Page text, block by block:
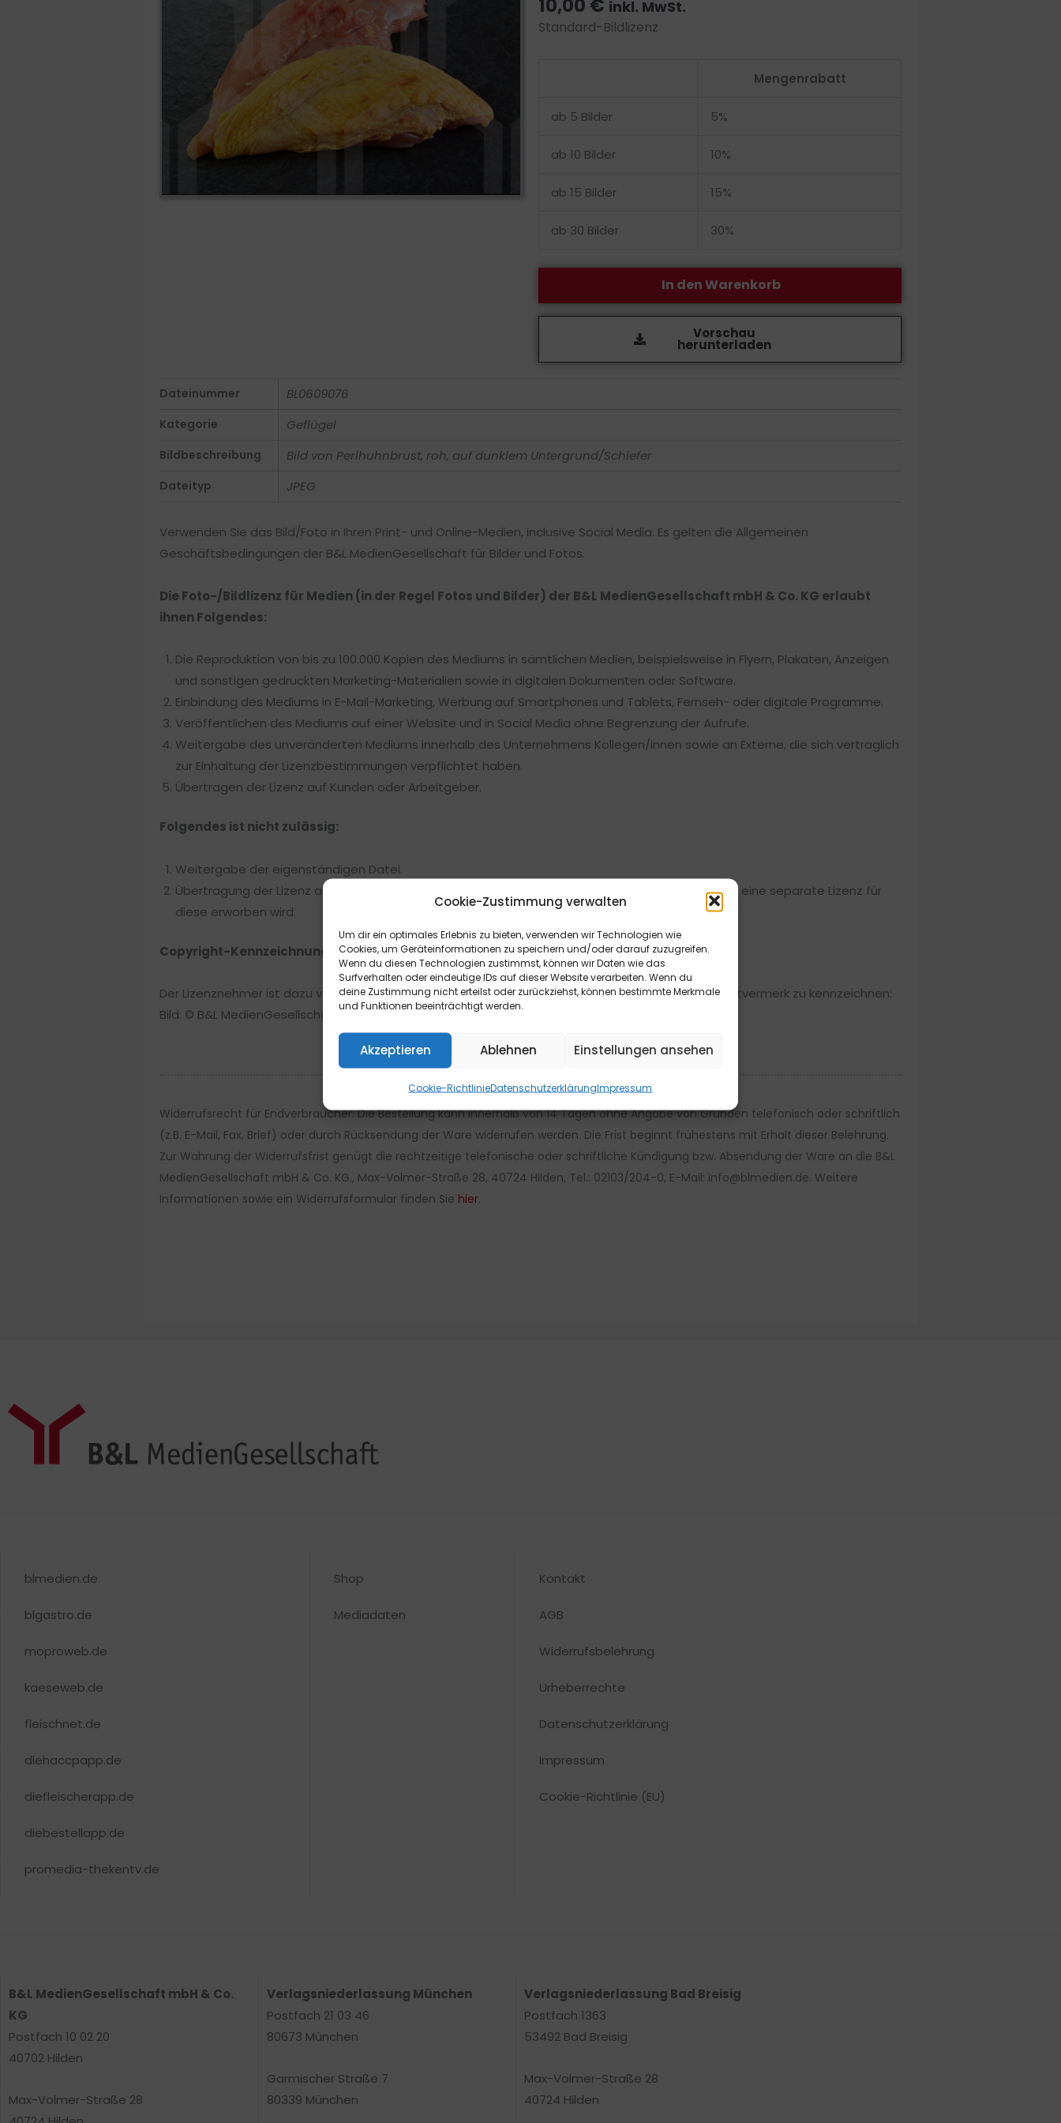
Cookie-Zustimmung verwalten
Um dir ein optimales Erlebnis zu bieten, verwenden wir Technologien wie
Cookies, um Geräteinformationen zu speichern und/oder darauf zuzugreifen.
Wenn du diesen Technologien zustimmst, können wir Daten wie das
Surfverhalten oder eindeutige IDs auf dieser Website verarbeiten. Wenn du
deine Zustimmung nicht erteilst oder zurückziehst, können bestimmte Merkmale
und Funktionen beeinträchtigt werden.
Akzeptieren Ablehnen Einstellungen ansehen
Cookie-RichtlinieDatenschutzerklärungImpressum
10,00 € inkl. MwSt.
Standard-Bildlizenz
Mengenrabatt
ab 5 Bilder 5%
ab 10 Bilder 10%
ab 15 Bilder 15%
ab 30 Bilder 30%
Perlhuhnbrust
In den Warenkorb
Vorschau
herunterladen
Dateinummer BL0609076
Kategorie Geflügel
Bildbeschreibung Bild von Perlhuhnbrust, roh, auf dunklem Untergrund/Schiefer
Dateityp JPEG
Verwenden Sie das Bild/Foto in Ihren Print- und Online-Medien, inclusive Social Media. Es gelten die Allgemeinen
Geschäftsbedingungen der B&L MedienGesellschaft für Bilder und Fotos.
Die Foto-/Bildlizenz für Medien (in der Regel Fotos und Bilder) der B&L MedienGesellschaft mbH & Co. KG erlaubt
ihnen Folgendes:
Die Reproduktion von bis zu 100.000 Kopien des Mediums in sämtlichen Medien, beispielsweise in Flyern, Plakaten, Anzeigen
und sonstigen gedruckten Marketing-Materialien sowie in digitalen Dokumenten oder Software.
Einbindung des Mediums in E-Mail-Marketing, Werbung auf Smartphones und Tablets, Fernseh- oder digitale Programme.
Veröffentlichen des Mediums auf einer Website und in Social Media ohne Begrenzung der Aufrufe.
Weitergabe des unveränderten Mediums innerhalb des Unternehmens Kollegen/innen sowie an Externe, die sich vertraglich
zur Einhaltung der Lizenzbestimmungen verpflichtet haben.
Übertragen der Lizenz auf Kunden oder Arbeitgeber.
Folgendes ist nicht zulässig:
Weitergabe der eigenständigen Datei.
Übertragung der Lizenz an mehrere Arbeitgebende oder Kundinnen/Kunden, sofern nicht jeweils eine separate Lizenz für
diese erworben wird.
Copyright-Kennzeichnung:
Der Lizenznehmer ist dazu verpflichtet, das Bild bei Veröffentlichung mit dem folgendem Copyrightvermerk zu kennzeichnen:
Bild: © B&L MedienGesellschaft mbH & Co. KG
Widerrufsrecht für Endverbraucher: Die Bestellung kann innerhalb von 14 Tagen ohne Angabe von Gründen telefonisch oder schriftlich
(z.B. E-Mail, Fax, Brief) oder durch Rücksendung der Ware widerrufen werden. Die Frist beginnt frühestens mit Erhalt dieser Belehrung.
Zur Wahrung der Widerrufsfrist genügt die rechtzeitige telefonische oder schriftliche Kündigung bzw. Absendung der Ware an die B&L
MedienGesellschaft mbH & Co. KG., Max-Volmer-Straße 28, 40724 Hilden, Tel.: 02103/204-0, E-Mail: info@blmedien.de. Weitere
Informationen sowie ein Widerrufsformular finden Sie hier.
blmedien.de
blgastro.de
moproweb.de
kaeseweb.de
fleischnet.de
diehaccpapp.de
diefleischerapp.de
diebestellapp.de
promedia-thekentv.de
Shop
Mediadaten
Kontakt
AGB
Widerrufsbelehrung
Urheberrechte​
Datenschutzerklärung
Impressum
Cookie-Richtlinie (EU)
B&L MedienGesellschaft mbH & Co.
KG
Postfach 10 02 20
40702 Hilden
Max-Volmer-Straße 28
Verlagsniederlassung München
Postfach 21 03 46
80673 München
Garmischer Straße 7
80339 München
Verlagsniederlassung Bad Breisig
Postfach 1363
53492 Bad Breisig
Max-Volmer-Straße 28
40724 Hilden